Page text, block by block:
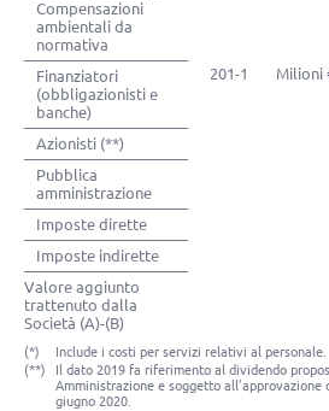
(*)
Include i costi per servizi relativi al personale.
(**)
Il dato 2019 fa riferimento al dividendo
Amministrazione e soggetto all’approvazione
giugno 2020.
201-1 Milioni
Compensazioni
ambientali da
normativa
Finanziatori
(obbligazionisti e
banche)
Azionisti (**)
Pubblica
amministrazione
Imposte dirette
Imposte indirette
Valore aggiunto
trattenuto dalla
Società (A)-(B)